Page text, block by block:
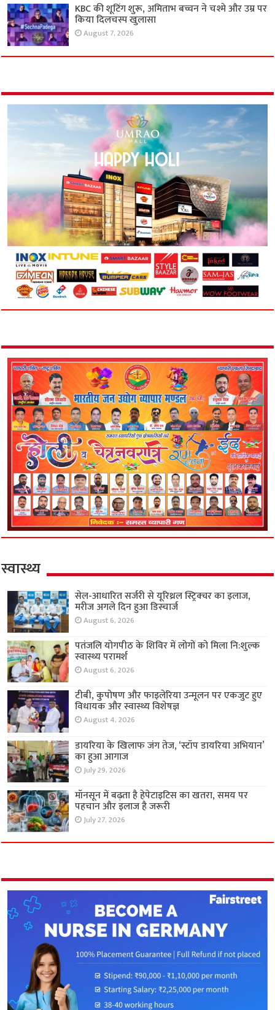
KBC की शूटिंग शुरू, अमिताभ बच्चन ने चश्मे और उम्र पर
किया दिलचस्प खुलासा
August 7, 2026
स्वास्थ्य
सेल-आधारित सर्जरी से यूरिथ्रल स्ट्रिक्चर का इलाज,
मरीज अगले दिन हुआ डिस्चार्ज
August 6, 2026
पतंजलि योगपीठ के शिविर में लोगों को मिला नि:शुल्क
स्वास्थ्य परामर्श
August 6, 2026
टीबी, कुपोषण और फाइलेरिया उन्मूलन पर एकजुट हुए
विधायक और स्वास्थ्य विशेषज्ञ
August 4, 2026
डायरिया के खिलाफ जंग तेज, ‘स्टॉप डायरिया अभियान’
का हुआ आगाज
July 29, 2026
मॉनसून में बढ़ता है हेपेटाइटिस का खतरा, समय पर
पहचान और इलाज है जरूरी
July 27, 2026